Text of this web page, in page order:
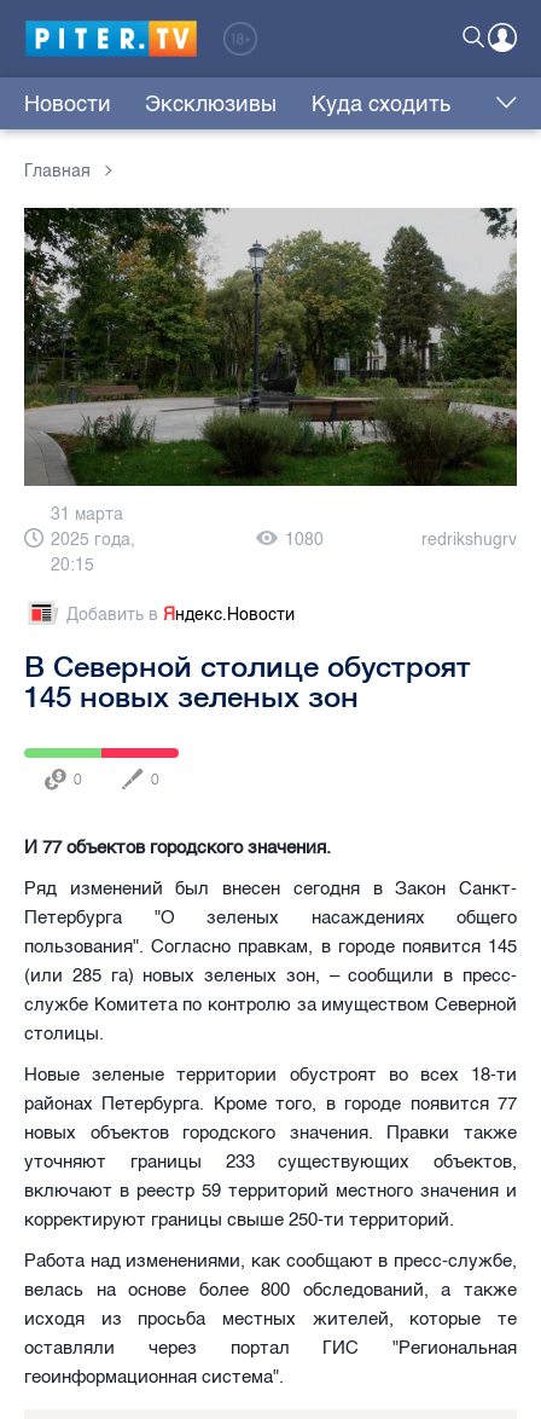
Новости Эксклюзивы Куда сходить
Главная
31 марта
2025 года,
20:15
1080 redrikshugrv
Добавить в Яндекс.Новости
В Северной столице обустроят
145 новых зеленых зон
0 0
И 77 объектов городского значения.
Ряд изменений был внесен сегодня в Закон Санкт-
Петербурга "О зеленых насаждениях общего
пользования". Согласно правкам, в городе появится 145
(или 285 га) новых зеленых зон, – сообщили в пресс-
службе Комитета по контролю за имуществом Северной
столицы.
Новые зеленые территории обустроят во всех 18-ти
районах Петербурга. Кроме того, в городе появится 77
новых объектов городского значения. Правки также
уточняют границы 233 существующих объектов,
включают в реестр 59 территорий местного значения и
корректируют границы свыше 250-ти территорий.
Работа над изменениями, как сообщают в пресс-службе,
велась на основе более 800 обследований, а также
исходя из просьба местных жителей, которые те
оставляли через портал ГИС "Региональная
геоинформационная система".